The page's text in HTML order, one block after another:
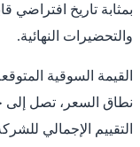
بمثابة تاريخ
والتحضيرات النهائية.
القيمة السوقية
التقييم الإجمالي